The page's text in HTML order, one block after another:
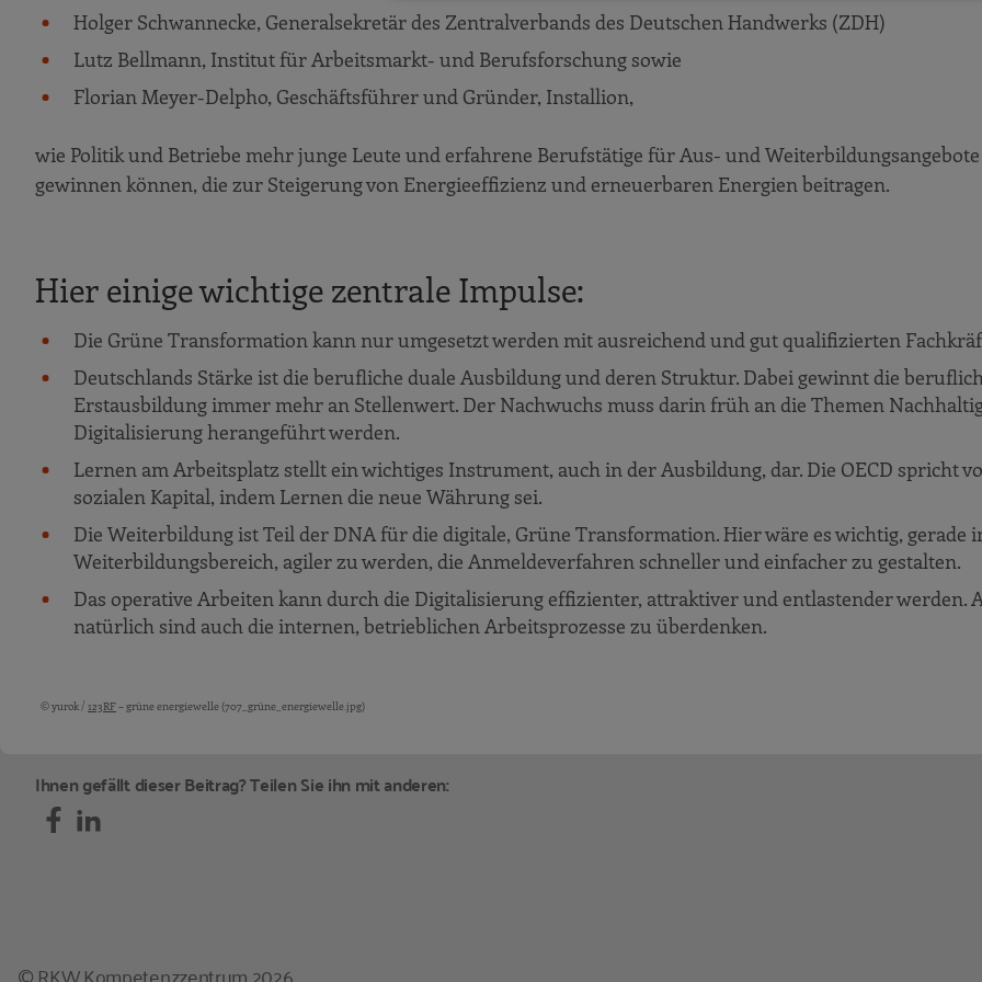
Holger Schwannecke, Generalsekretär des Zentralverbands des Deutschen Handwerks (ZDH)
Lutz Bellmann, Institut für Arbeitsmarkt- und Berufsforschung sowie
Florian Meyer-Delpho, Geschäftsführer und Gründer, Installion,
wie Politik und Betriebe mehr junge Leute und erfahrene Berufstätige für Aus- und Weiterbildungsangebote
gewinnen können, die zur Steigerung von Energieeffizienz und erneuerbaren Energien beitragen.
Hier einige wichtige zentrale Impulse:
Die Grüne Transformation kann nur umgesetzt werden mit ausreichend und gut qualifizierten
Deutschlands Stärke ist die berufliche duale Ausbildung und deren Struktur. Dabei gewinnt die
Erstausbildung immer mehr an Stellenwert. Der Nachwuchs muss darin früh an die Themen
Digitalisierung herangeführt werden.
Lernen am Arbeitsplatz stellt ein wichtiges Instrument, auch in der Ausbildung, dar. Die OECD spricht
sozialen Kapital, indem Lernen die neue Währung sei.
Die Weiterbildung ist Teil der DNA für die digitale, Grüne Transformation. Hier wäre es wichtig, gerade
Weiterbildungsbereich, agiler zu werden, die Anmeldeverfahren schneller und einfacher zu gestalten.
Das operative Arbeiten kann durch die Digitalisierung effizienter, attraktiver und entlastender werden.
natürlich sind auch die internen, betrieblichen Arbeitsprozesse zu überdenken.
Bildquellen und Copyright-Hinweise
© yurok / 123RF– grüne energiewelle (707_grüne_energiewelle.jpg)
Ihnen gefällt dieser Beitrag? Teilen Sie ihn mit anderen: